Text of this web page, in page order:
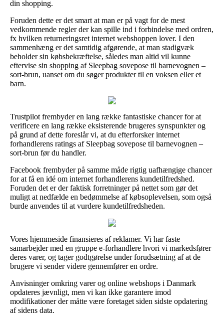
din shopping.
Foruden dette er det smart at man er på vagt for de mest
vedkommende regler der kan spille ind i forbindelse med ordren,
fx hvilken returneringsret internet webshoppen lover. I den
sammenhæng er det samtidig afgørende, at man stadigvæk
beholder sin købsbekræftelse, således man altid vil kunne
eftervise sin shopping af Sleepbag sovepose til barnevognen –
sort-brun, uanset om du søger produkter til en voksen eller et
barn.
Trustpilot frembyder en lang række fantastiske chancer for at
verificere en lang række eksisterende brugeres synspunkter og
på grund af dette foreslår vi, at du efterforsker internet
forhandlerens ratings af Sleepbag sovepose til barnevognen –
sort-brun før du handler.
Facebook frembyder på samme måde rigtig uafhængige chancer
for at få en idé om internet forhandlerens kundetilfredshed.
Foruden det er der faktisk forretninger på nettet som gør det
muligt at nedfælde en bedømmelse af købsoplevelsen, som også
burde anvendes til at vurdere kundetilfredsheden.
Vores hjemmeside finansieres af reklamer. Vi har faste
samarbejder med en gruppe e-forhandlere hvori vi markedsfører
deres varer, og tager godtgørelse under forudsætning af at de
brugere vi sender videre gennemfører en ordre.
Anvisninger omkring varer og online webshops i Danmark
opdateres jævnligt, men vi kan ikke garantere imod
modifikationer der måtte være foretaget siden sidste opdatering
af sidens data.